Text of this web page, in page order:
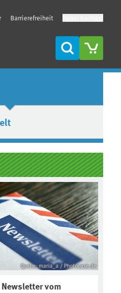
Barrierefreiheit
Suche
Quelle: maria_a / Photocase.de
vom